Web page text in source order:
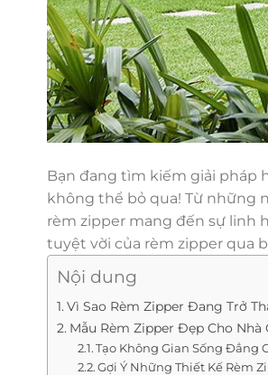
Bạn đang tìm kiếm giải pháp
không thể bỏ qua! Từ những
rèm zipper mang đến sự linh
tuyệt vời của rèm zipper qua
Nội dung
Vì Sao Rèm Zipper Đang Trở
Mẫu Rèm Zipper Đẹp Cho Nhà
Tạo Không Gian Sống Đẳng
Gợi Ý Những Thiết Kế Rèm